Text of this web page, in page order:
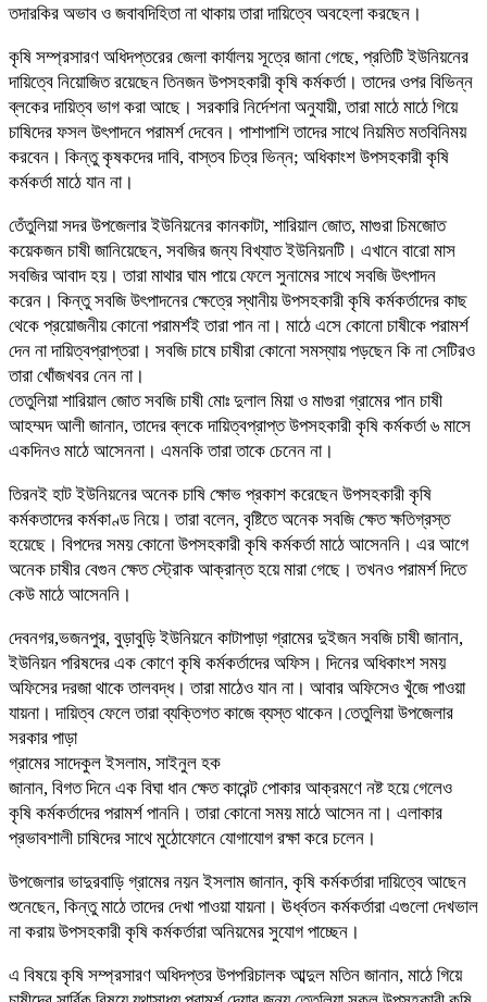
তদারকির অভাব ও জবাবদিহিতা না থাকায় তারা দায়িত্বে অবহেলা করছেন।
কৃষি সম্প্রসারণ অধিদপ্তরের জেলা কার্যালয় সূত্রে জানা গেছে, প্রতিটি ইউনিয়নের
দায়িত্বে নিয়োজিত রয়েছেন তিনজন উপসহকারী কৃষি কর্মকর্তা। তাদের ওপর বিভিন্ন
ব্লকের দায়িত্ব ভাগ করা আছে। সরকারি নির্দেশনা অনুযায়ী, তারা মাঠে মাঠে গিয়ে
চাষিদের ফসল উৎপাদনে পরামর্শ দেবেন। পাশাপাশি তাদের সাথে নিয়মিত মতবিনিময়
করবেন। কিন্তু কৃষকদের দাবি, বাস্তব চিত্র ভিন্ন; অধিকাংশ উপসহকারী কৃষি
কর্মকর্তা মাঠে যান না।
তেঁতুলিয়া সদর উপজেলার ইউনিয়নের কানকাটা, শারিয়াল জোত, মাগুরা চিমজোত
কয়েকজন চাষী জানিয়েছেন, সবজির জন্য বিখ্যাত ইউনিয়নটি। এখানে বারো মাস
সবজির আবাদ হয়। তারা মাথার ঘাম পায়ে ফেলে সুনামের সাথে সবজি উৎপাদন
করেন। কিন্তু সবজি উৎপাদনের ক্ষেত্রে স্থানীয় উপসহকারী কৃষি কর্মকর্তাদের কাছ
থেকে প্রয়োজনীয় কোনো পরামর্শই তারা পান না। মাঠে এসে কোনো চাষীকে পরামর্শ
দেন না দায়িত্বপ্রাপ্তরা। সবজি চাষে চাষীরা কোনো সমস্যায় পড়ছেন কি না সেটিরও
তারা খোঁজখবর নেন না।
তেতুলিয়া শারিয়াল জোত সবজি চাষী মোঃ দুলাল মিয়া ও মাগুরা গ্রামের পান চাষী
আহম্মদ আলী জানান, তাদের ব্লকে দায়িত্বপ্রাপ্ত উপসহকারী কৃষি কর্মকর্তা ৬ মাসে
একদিনও মাঠে আসেননা। এমনকি তারা তাকে চেনেন না।
তিরনই হাট ইউনিয়নের অনেক চাষি ক্ষোভ প্রকাশ করেছেন উপসহকারী কৃষি
কর্মকতাদের কর্মকাণ্ড নিয়ে। তারা বলেন, বৃষ্টিতে অনেক সবজি ক্ষেত ক্ষতিগ্রস্ত
হয়েছে। বিপদের সময় কোনো উপসহকারী কৃষি কর্মকর্তা মাঠে আসেননি। এর আগে
অনেক চাষীর বেগুন ক্ষেত স্ট্রোক আক্রান্ত হয়ে মারা গেছে। তখনও পরামর্শ দিতে
কেউ মাঠে আসেননি।
দেবনগর,ভজনপুর, বুড়াবুড়ি ইউনিয়নে কাটাপাড়া গ্রামের দুইজন সবজি চাষী জানান,
ইউনিয়ন পরিষদের এক কোণে কৃষি কর্মকর্তাদের অফিস। দিনের অধিকাংশ সময়
অফিসের দরজা থাকে তালবদ্ধ। তারা মাঠেও যান না। আবার অফিসেও খুঁজে পাওয়া
যায়না। দায়িত্ব ফেলে তারা ব্যক্তিগত কাজে ব্যস্ত থাকেন।তেতুলিয়া উপজেলার
সরকার পাড়া
গ্রামের সাদেকুল ইসলাম, সাইনুল হক
জানান, বিগত দিনে এক বিঘা ধান ক্ষেত কারেন্ট পোকার আক্রমণে নষ্ট হয়ে গেলেও
কৃষি কর্মকর্তাদের পরামর্শ পাননি। তারা কোনো সময় মাঠে আসেন না। এলাকার
প্রভাবশালী চাষিদের সাথে মুঠোফোনে যোগাযোগ রক্ষা করে চলেন।
উপজেলার ভাদুরবাড়ি গ্রামের নয়ন ইসলাম জানান, কৃষি কর্মকর্তারা দায়িত্বে আছেন
শুনেছেন, কিন্তু মাঠে তাদের দেখা পাওয়া যায়না। ঊর্ধ্বতন কর্মকর্তারা এগুলো দেখভাল
না করায় উপসহকারী কৃষি কর্মকর্তারা অনিয়মের সুযোগ পাচ্ছেন।
এ বিষয়ে কৃষি সম্প্রসারণ অধিদপ্তর উপপরিচালক আব্দুল মতিন জানান, মাঠে গিয়ে